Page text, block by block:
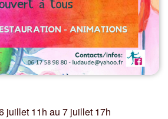
juillet 11h au 7 juillet 17h